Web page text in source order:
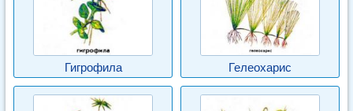
Гигрофила Гелеохарис